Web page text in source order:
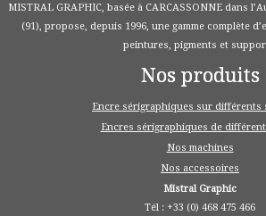
MISTRAL GRAPHIC, basée à CARCASSONNE dans
(91), propose, depuis 1996, une gamme complète
peintures, pigments et
Nos produits
Encre sérigraphiques sur différents
Encres sérigraphiques de
Nos machines
Nos accessoires
Mistral Graphic
Tél : +33 (0) 468 475 466